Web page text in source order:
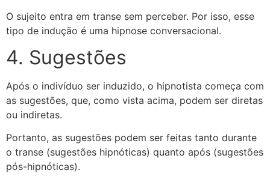
O sujeito entra em transe sem perceber. Por isso, esse
tipo de indução é uma hipnose conversacional.
4. Sugestões
Após o indivíduo ser induzido, o hipnotista começa com
as sugestões, que, como vista acima, podem ser diretas
ou indiretas.
Portanto, as sugestões podem ser feitas tanto durante
o transe (sugestões hipnóticas) quanto após (sugestões
pós-hipnóticas).